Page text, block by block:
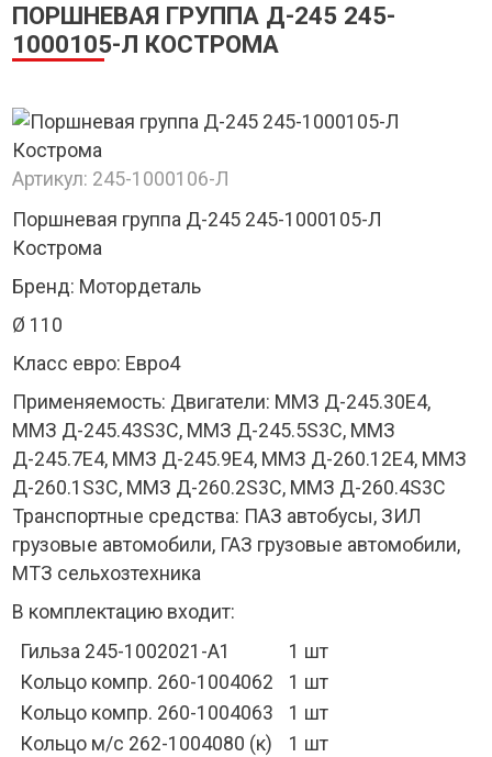
ПОРШНЕВАЯ ГРУППА Д-245 245-
1000105-Л КОСТРОМА
Артикул: 245-1000106-Л
Поршневая группа Д-245 245-1000105-Л
Кострома
Бренд: Мотордеталь
Ø 110
Класс евро: Евро4
Применяемость: Двигатели: ММЗ Д-245.30E4,
ММЗ Д-245.43S3C, ММЗ Д-245.5S3C, ММЗ
Д-245.7Е4, ММЗ Д-245.9Е4, ММЗ Д-260.12Е4, ММЗ
Д-260.1S3C, ММЗ Д-260.2S3C, ММЗ Д-260.4S3C
Транспортные средства: ПАЗ автобусы, ЗИЛ
грузовые автомобили, ГАЗ грузовые автомобили,
МТЗ сельхозтехника
В комплектацию входит:
Гильза 245-1002021-А1
1 шт
Кольцо компр. 260-1004062
1 шт
Кольцо компр. 260-1004063
1 шт
Кольцо м/с 262-1004080 (к)
1 шт